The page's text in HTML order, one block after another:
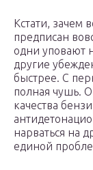
Кстати, зачем
предписан
одни уповают
другие
быстрее. С
полная чушь.
качества
нарваться на
единой